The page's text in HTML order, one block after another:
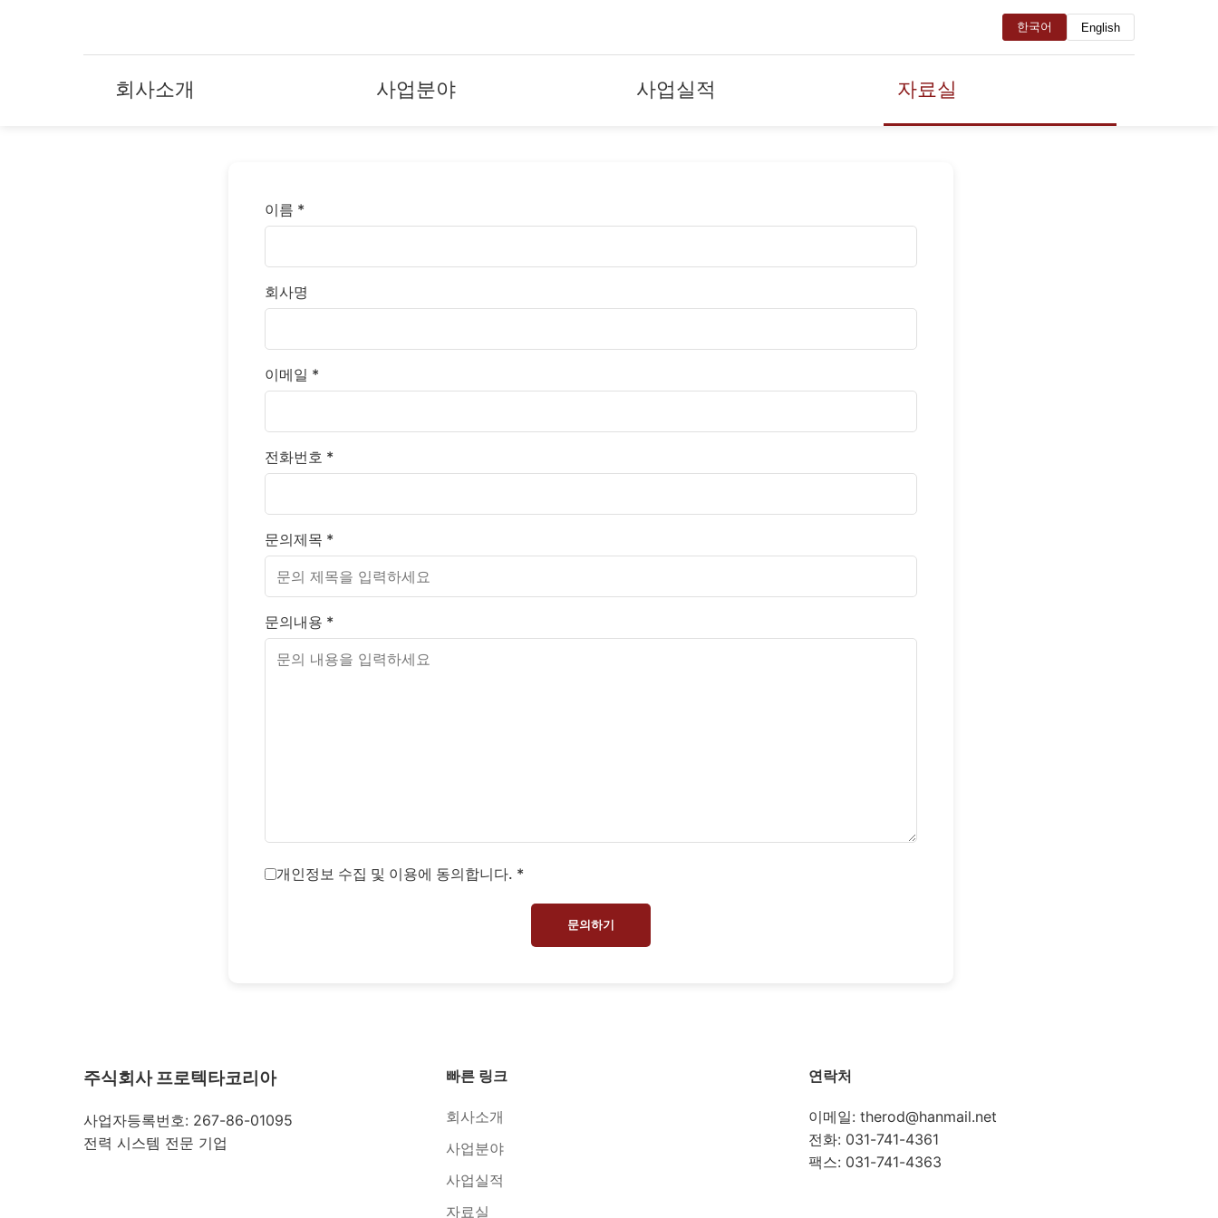
한국어 English
회사소개 사업분야 사업실적 자료실
이름 *
회사명
이메일 *
전화번호 *
문의제목 *
문의내용 *
개인정보 수집 및 이용에 동의합니다. *
문의하기
주식회사 프로텍타코리아
사업자등록번호: 267-86-01095
전력 시스템 전문 기업
빠른 링크
회사소개
사업분야
사업실적
자료실
연락처
이메일: therod@hanmail.net
전화: 031-741-4361
팩스: 031-741-4363